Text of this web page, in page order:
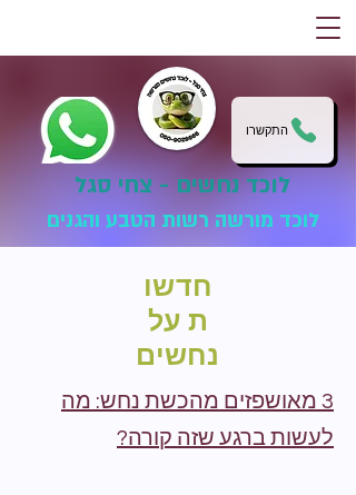
התקשרו
לוכד נחשים - צחי סגל
לוכד מורשה רשות הטבע והגנים
חדשו
ת על
נחשים
3 מאושפזים מהכשת נחש: מה
לעשות ברגע שזה קורה?